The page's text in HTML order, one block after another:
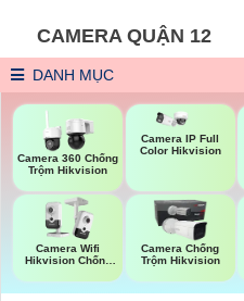
CAMERA QUẬN 12
DANH MỤC
Camera 360 Chống
Trộm Hikvision
Camera IP Full
Color Hikvision
Camera Wifi
Hikvision Chống
Camera Chống
Trộm Hikvision